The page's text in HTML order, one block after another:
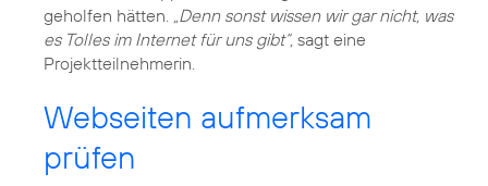
geholfen hätten. „Denn sonst wissen wir gar nicht, was
es Tolles im Internet für uns gibt“, sagt eine
Projektteilnehmerin.
Webseiten aufmerksam
prüfen